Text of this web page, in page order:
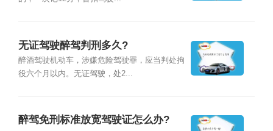
无证驾驶醉驾判刑多久?
醉酒驾驶机动车，涉嫌危险驾驶罪，应当判处拘
役六个月以内。无证驾驶，处2...
醉驾免刑标准放宽驾驶证怎么办?